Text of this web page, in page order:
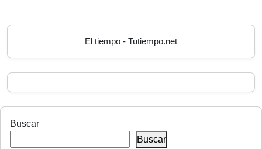
El tiempo - Tutiempo.net
Buscar
Buscar